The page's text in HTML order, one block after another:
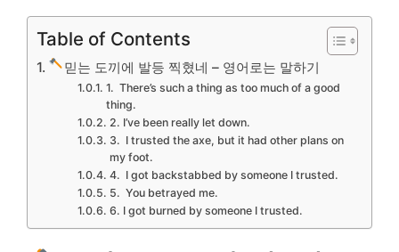
Table of Contents
믿는 도끼에 발등 찍혔네 – 영어로는 말하기
1. There’s such a thing as too much of a good
thing.
2. I’ve been really let down.
3. I trusted the axe, but it had other plans on
my foot.
4. I got backstabbed by someone I trusted.
5. You betrayed me.
6. I got burned by someone I trusted.